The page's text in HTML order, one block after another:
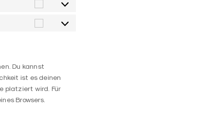
Marketing
Du kannst
ist es deinen
platziert wird. Für
Browsers.